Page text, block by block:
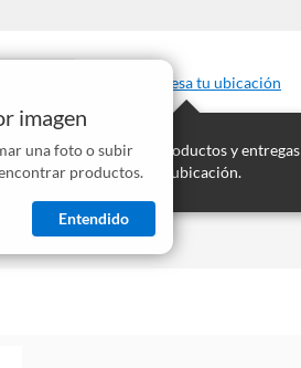
imagen
una foto o subir
productos.
Entendido
Ingresa tu ubicación
Mostraremos los productos y entregas
disponibles para tu ubicación.